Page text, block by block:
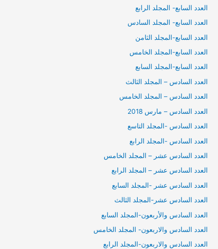
العدد السابع- المجلد الرابع
العدد السابع- المجلد السادس
العدد السابع-المجلد الثامن
العدد السابع-المجلد الخامس
العدد السابع-المجلد السابع
العدد السادس – المجلد الثالث
العدد السادس – المجلد الخامس
العدد السادس – مارس 2018
العدد السادس -المجلد التاسع
العدد السادس -المجلد الرابع
العدد السادس عشر – المجلد الخامس
العدد السادس عشر – المجلد الرابع
العدد السادس عشر -المجلد السابع
العدد السادس عشر-المجلد الثالث
العدد السادس والأربعون-المجلد السابع
العدد السادس والاربعون- المجلد الخامس
العدد السادس والاربعون-المجلد الرابع